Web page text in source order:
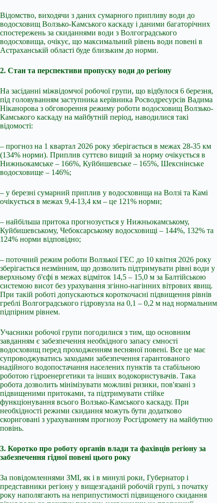
Відомство, виходячи з даних сумарного припливу води до
водосховищ Волзько-Камського каскаду і даними багаторічних
спостережень за скиданнями води з Волгоградського
водосховища, очікує, що максимальний рівень води повені в
Астраханській області буде близьким до норми.
2. Стан та перспективи пропуску води до регіону
На засіданні міжвідомчої робочої групи, що відбулося 6 березня,
під головуванням заступника керівника Росводресурсів Вадима
Ніканорова з обговорення режиму роботи водосховищ Волзько-
Камського каскаду на майбутній період, наводилися такі
відомості:
– прогноз на 1 квартал 2026 року зберігається в межах 28-35 км
(134% норми). Приплив суттєво вищий за норму очікується в
Нижньокамське – 166%, Куйбишевське – 165%, Шекснінське
водосховище – 146%;
– у березні сумарний приплив у водосховища на Волзі та Камі
очікується в межах 9,4-13,4 км – це 121% норми;
– найбільша притока прогнозується у Нижньокамському,
Куйбишевському, Чебоксарському водосховищі – 144%, 132% та
124% норми відповідно;
– поточний режим роботи Волзької ГЕС до 10 квітня 2026 року
зберігається незмінним, що дозволить підтримувати рівні води у
верхньому б'єфі в межах відміток 14,5 – 15,0 м за Балтійською
системою висот без урахування згінно-нагінних вітрових явищ.
При такій роботі допускаються короткочасні підвищення рівнів
греблі Волгоградського гідровузла на 0,1 – 0,2 м над нормальним
підпірним рівнем.
Учасники робочої групи погодилися з тим, що основним
завданням є забезпечення необхідного запасу ємності
водосховищ перед проходженням весняної повені. Все це має
супроводжуватись заходами забезпечення гарантованого
надійного водопостачання населених пунктів та стабільною
роботою гідроенергетики та інших водокористувачів. Така
робота дозволить мінімізувати можливі ризики, пов'язані з
підвищеними притоками, та підтримувати стійке
функціонування всього Волзько-Камського каскаду. При
необхідності режими скидання можуть бути додатково
скориговані з урахуванням прогнозу Росгідромету на майбутню
повінь.
3. Коротко про роботу органів влади та фахівців регіону за
забезпечення гідної повені цього року
За повідомленнями ЗМІ, як і в минулі роки, Губернатор і
представники регіону у вищезгаданій робочій групі, з початку
року наполягають на неприпустимості підвищеного скидання